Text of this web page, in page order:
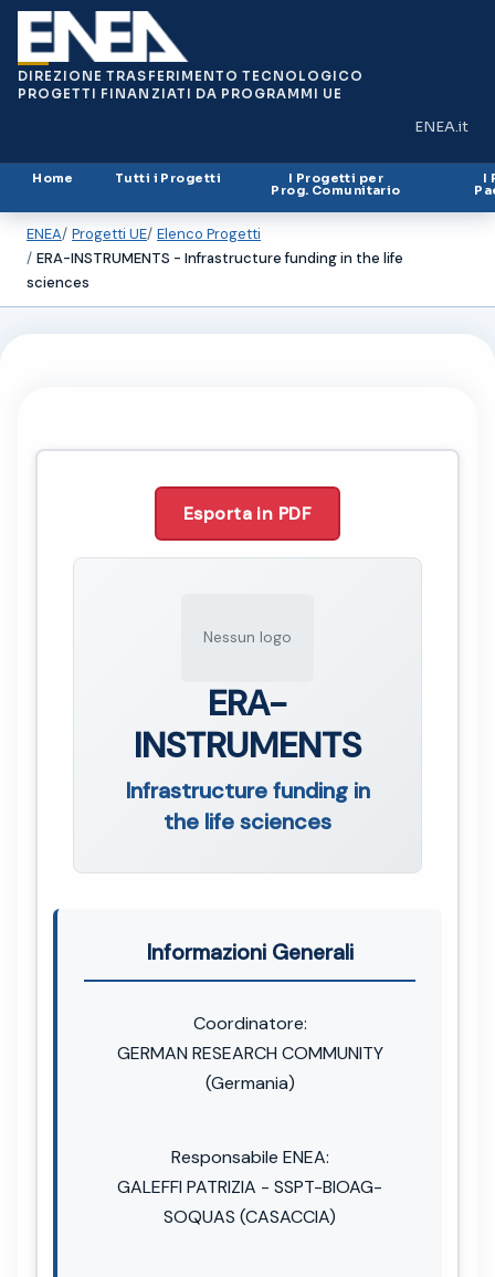
DIREZIONE TRASFERIMENTO TECNOLOGICO
PROGETTI FINANZIATI DA PROGRAMMI UE
ENEA.it
(si apre in
Home Tutti i Progetti I Progetti per
Prog. Comunitario
I
ENEA Progetti UE Elenco Progetti
ERA-INSTRUMENTS - Infrastructure funding in the life
sciences
Esporta in PDF
Nessun logo
ERA-
INSTRUMENTS
Infrastructure funding in
the life sciences
Informazioni Generali
Coordinatore:
GERMAN RESEARCH COMMUNITY
(Germania)
Responsabile ENEA:
GALEFFI PATRIZIA - SSPT-BIOAG-
SOQUAS (CASACCIA)